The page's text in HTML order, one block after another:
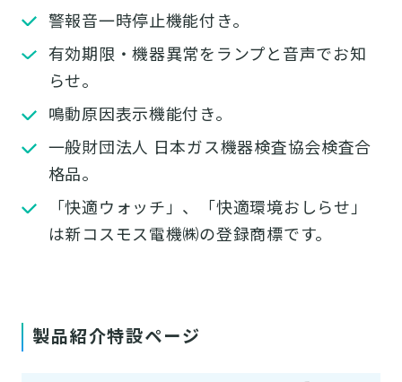
警報音一時停止機能付き。
有効期限・機器異常をランプと音声でお知
らせ。
鳴動原因表示機能付き。
一般財団法人 日本ガス機器検査協会検査合
格品。
「快適ウォッチ」、「快適環境おしらせ」
は新コスモス電機㈱の登録商標です。
製品紹介特設ページ